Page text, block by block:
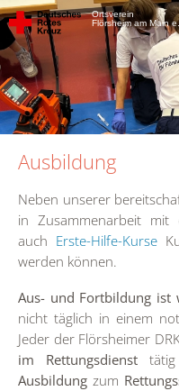
Zum Hauptinhalt
Ortsverein
Flörsheim am Main
Ausbildung
Neben unserer
in Zusammenarbeit mit
auch Erste-Hilfe-Kurse
werden können.
Aus- und Fortbildung ist
nicht täglich in einem
Jeder der Flörsheimer
im Rettungsdiensttätig
Ausbildung zum